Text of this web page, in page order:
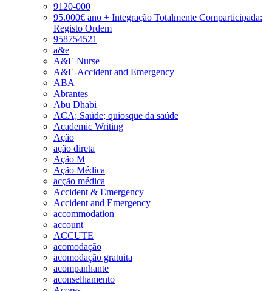
9120-000
95.000€ ano + Integração Totalmente Comparticipada:
Registo Ordem
958754521
a&e
A&E Nurse
A&E-Accident and Emergency
ABA
Abrantes
Abu Dhabi
ACA; Saúde; quiosque da saúde
Academic Writing
Ação
ação direta
Ação M
Ação Médica
acção médica
Accident & Emergency
Accident and Emergency
accommodation
account
ACCUTE
acomodação
acomodação gratuita
acompanhante
aconselhamento